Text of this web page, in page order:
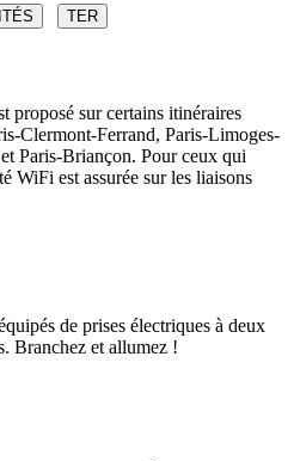
TER
proposé sur certains itinéraires
Clermont-Ferrand, Paris-Limoges-
Paris-Briançon. Pour ceux qui
WiFi est assurée sur les liaisons
de prises électriques à deux
Branchez et allumez !